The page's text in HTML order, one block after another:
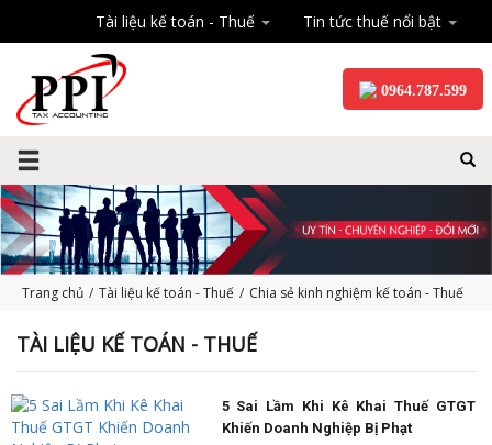
Tài liệu kế toán - Thuế Tin tức thuế nổi bật
0964.787.599
Trang chủ / Tài liệu kế toán - Thuế / Chia sẻ kinh nghiệm kế toán - Thuế
TÀI LIỆU KẾ TOÁN - THUẾ
5 Sai Lầm Khi Kê Khai Thuế GTGT
Khiến Doanh Nghiệp Bị Phạt